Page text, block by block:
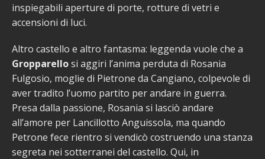
inspiegabili aperture di porte, rotture di vetri e
accensioni di luci.
Altro castello e altro fantasma: leggenda vuole che a
Gropparellosi aggiri l’anima perduta di Rosania
Fulgosio, moglie di Pietrone da Cangiano, colpevole di
aver tradito l’uomo partito per andare in guerra.
Presa dalla passione, Rosania si lasciò andare
all’amore per Lancillotto Anguissola, ma quando
Petrone fece rientro si vendicò costruendo una stanza
segreta nei sotterranei del castello. Qui, in